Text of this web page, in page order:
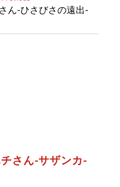
ん-ひさびさの遠出-
さん-サザンカ-